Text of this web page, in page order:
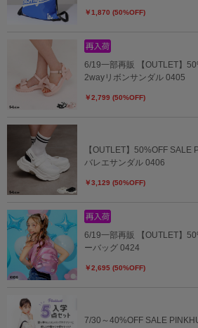
￥1,870 (50%OFF)
6/19一部再販 【OUTLET】
2wayリボンサンダル 0405
￥2,799 (50%OFF)
【OUTLET】50%OFF
バレエサンダル 0406
￥3,129 (50%OFF)
6/19一部再販 【OUTLET】
ーバッグ 0424
￥2,695 (50%OFF)
7/30～40%OFF SALE